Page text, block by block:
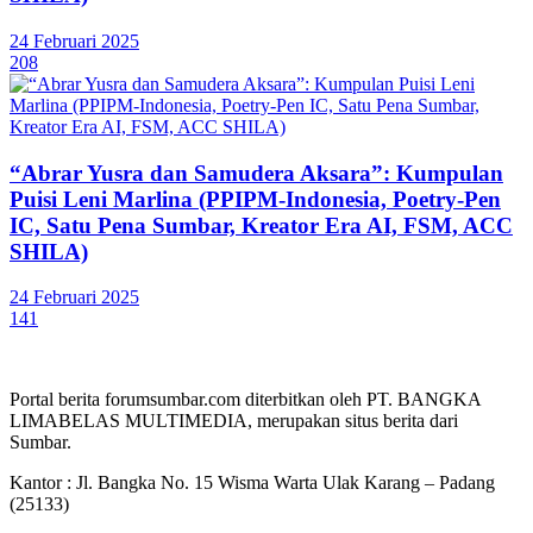
24 Februari 2025
208
“Abrar Yusra dan Samudera Aksara”: Kumpulan
Puisi Leni Marlina (PPIPM-Indonesia, Poetry-Pen
IC, Satu Pena Sumbar, Kreator Era AI, FSM, ACC
SHILA)
24 Februari 2025
141
Portal berita forumsumbar.com diterbitkan oleh PT. BANGKA
LIMABELAS MULTIMEDIA, merupakan situs berita dari
Sumbar.
Kantor : Jl. Bangka No. 15 Wisma Warta Ulak Karang – Padang
(25133)